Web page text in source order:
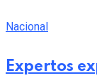
Nacional
Expertos